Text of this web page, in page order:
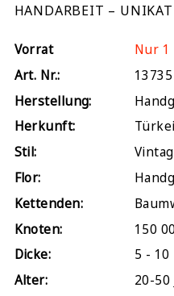
HANDARBEIT – UNIKAT
Vorrat
Nur 1
Art. Nr.:
13735
Herstellung:
Herkunft:
Türkei
Stil:
Flor:
Kettenden:
Knoten:
150
Dicke:
5 - 10
Alter:
20-50